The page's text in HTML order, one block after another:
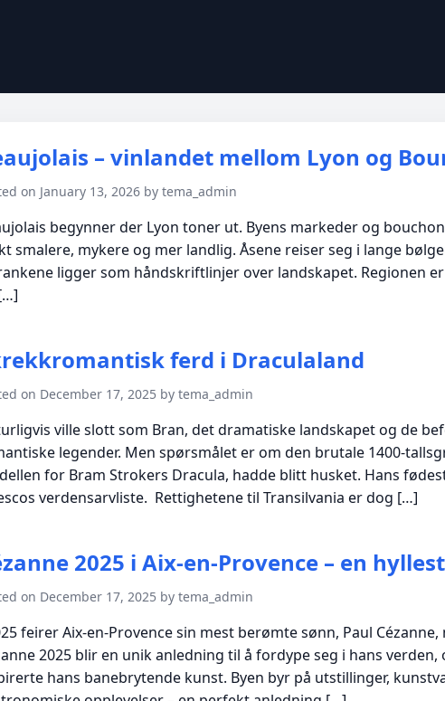
– vinlandet mellom Lyon og
on January 13, 2026 by tema_admin
begynner der Lyon toner ut. Byens markeder og
smalere, mykere og mer landlig. Åsene reiser seg i lange
ligger som håndskriftlinjer over landskapet. Regionen
ferd i Draculaland
on December 17, 2025 by tema_admin
ville slott som Bran, det dramatiske landskapet og de
legender. Men spørsmålet er om den brutale 1400-
for Bram Strokers Dracula, hadde blitt husket. Hans
verdensarvliste. Rettighetene til Transilvania er dog […]
2025 i Aix-en-Provence – en
on December 17, 2025 by tema_admin
feirer Aix-en-Provence sin mest berømte sønn, Paul
2025 blir en unik anledning til å fordype seg i hans
hans banebrytende kunst. Byen byr på utstillinger,